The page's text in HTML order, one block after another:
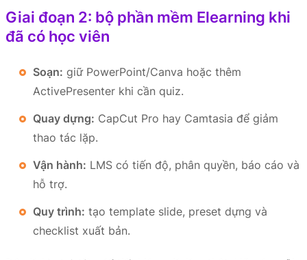
Giai đoạn 2: bộ phần mềm Elearning khi
đã có học viên
Soạn: giữ PowerPoint/Canva hoặc thêm
ActivePresenter khi cần quiz.
Quay dựng: CapCut Pro hay Camtasia để giảm
thao tác lặp.
Vận hành: LMS có tiến độ, phân quyền, báo cáo và
hỗ trợ.
Quy trình: tạo template slide, preset dựng và
checklist xuất bản.